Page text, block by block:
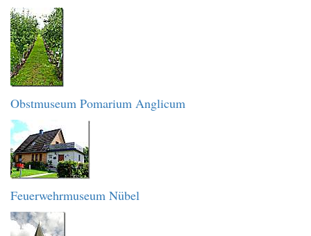
Obstmuseum Pomarium Anglicum
Feuerwehrmuseum Nübel